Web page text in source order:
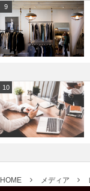
9
10
HOME メディア